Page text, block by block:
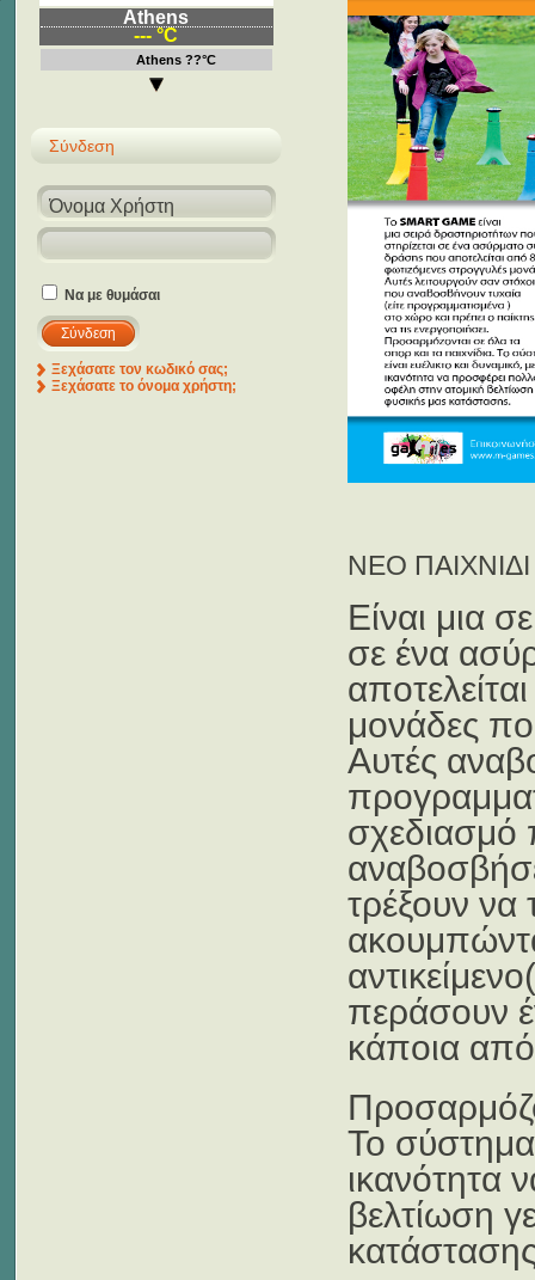
ΝΕΟ ΠΑΙΧΝΙΔΙ
Είναι μια
σε ένα
μονάδες
Αυτές
σχεδιασμό
τρέξουν να
περάσουν
κάποια
Το σύστημα
ικανότητα
βελτίωση
Athens
--- °C
Athens ??°C
Σύνδεση
Να με θυμάσαι
Ξεχάσατε τον κωδικό σας;
Ξεχάσατε το όνομα χρήστη;